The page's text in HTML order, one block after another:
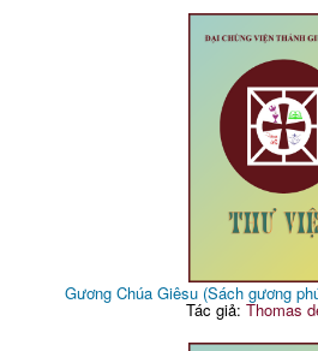
Gương Chúa Giêsu (Sách gương
Tác giả: Thomas